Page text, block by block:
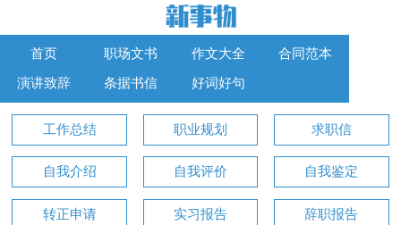
首页 职场文书 作文大全 合同范本
演讲致辞 条据书信 好词好句
工作总结 职业规划 求职信
自我介绍 自我评价 自我鉴定
转正申请 实习报告 辞职报告